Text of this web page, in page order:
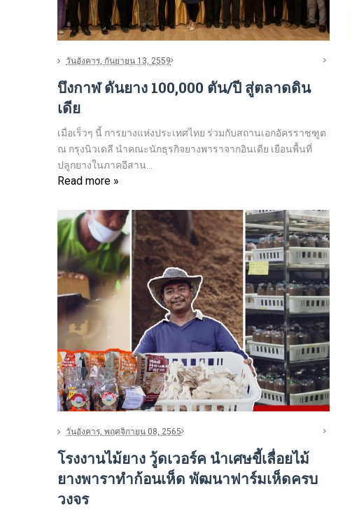
วันอังคาร, กันยายน 13, 2559
บึงกาฬ ดันยาง 100,000 ตัน/ปี สู่ตลาดดิน
เดีย
เมื่อเร็วๆ นี้ การยางแห่งประเทศไทย ร่วมกับสถานเอกอัครราชฑูต
ณ กรุงนิวเดลี นำคณะนักธุรกิจยางพาราจากอินเดีย เยือนพื้นที่
ปลูกยางในภาคอีสาน...
Read more »
วันอังคาร, พฤศจิกายน 08, 2565
โรงงานไม้ยาง วู้ดเวอร์ค นำเศษขี้เลื่อยไม้
ยางพาราทำก้อนเห็ด พัฒนาฟาร์มเห็ดครบ
วงจร